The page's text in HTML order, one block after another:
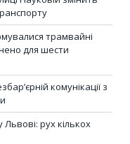
трамвайні
для шести
комунікації з
рух кількох